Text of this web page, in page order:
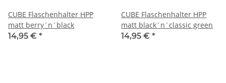
CUBE Flaschenhalter HPP
matt berry´n´black
14,95 € *
CUBE Flaschenhalter HPP
matt black´n´classic green
14,95 € *